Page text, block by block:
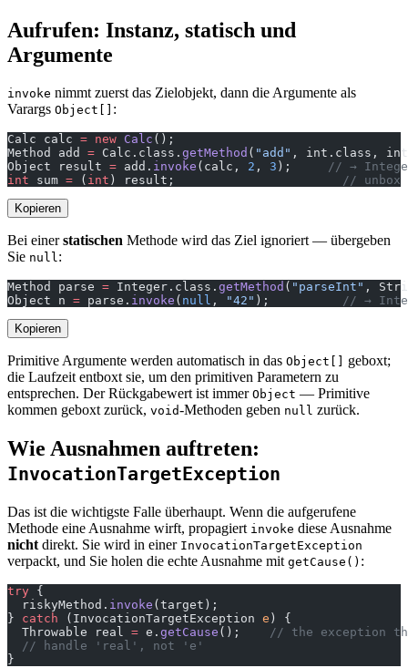
Aufrufen: Instanz, statisch und
Argumente
invoke nimmt zuerst das Zielobjekt, dann die Argumente als
Varargs Object[] :
Calc calc = new Calc ();
Method add = Calc.class. getMethod ( "add" , int.class,
Object result = add. invoke (calc, 2 , 3 );
// →
int sum = ( int ) result; // unbox
Kopieren
Bei einerstatischen Methode wird das Ziel ignoriert — übergeben
Sie null:
Method parse = Integer.class. getMethod ( "parseInt" ,
Object n = parse. invoke ( null , "42" ); // →
Kopieren
Primitive Argumente werden automatisch in das Object[]
geboxt;
die Laufzeit entboxt sie, um den primitiven Parametern zu
entsprechen. Der Rückgabewert ist immer Object — Primitive
kommen geboxt zurück, void-Methoden geben null zurück.
Wie Ausnahmen auftreten:
InvocationTargetException
Das ist die wichtigste Falle überhaupt. Wenn die aufgerufene
Methode eine Ausnahme wirft, propagiert invoke diese Ausnahme
nicht direkt. Sie wird in einer InvocationTargetException
verpackt, und Sie holen die echte Ausnahme mit getCause() :
try {
  riskyMethod.
invoke (target);
} catch (InvocationTargetException e ) {
  Throwable real
= e. getCause ();
// the exception
  // handle 'real', not 'e'
}